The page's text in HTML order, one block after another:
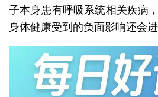
子本身患有呼吸系统相关疾病
身体健康受到的负面影响还会进